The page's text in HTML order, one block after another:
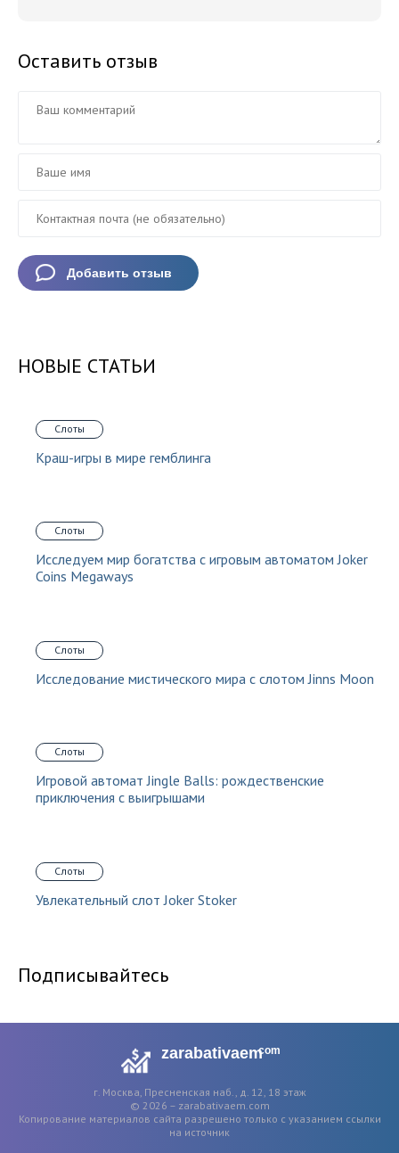
Оставить отзыв
НОВЫЕ СТАТЬИ
Слоты
Краш-игры в мире гемблинга
Слоты
Исследуем мир богатства с игровым автоматом Joker
Coins Megaways
Слоты
Исследование мистического мира с слотом Jinns Moon
Слоты
Игровой автомат Jingle Balls: рождественские
приключения с выигрышами
Слоты
Увлекательный слот Joker Stoker
Подписывайтесь
zarabativaemcom
г. Москва, Пресненская наб., д. 12, 18 этаж
© 2026 – zarabativaem.com
Копирование материалов сайта разрешено только с указанием ссылки
на источник